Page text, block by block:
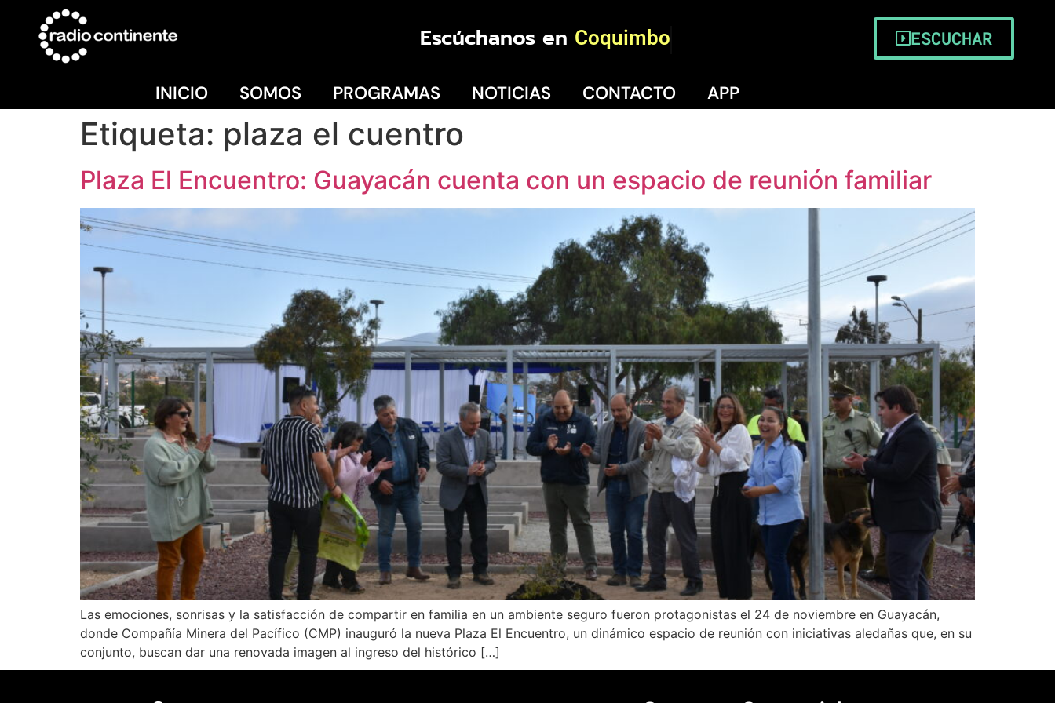
Escúchanos en Coquimbo ESCUCHAR
INICIO SOMOS PROGRAMAS NOTICIAS CONTACTO APP
Etiqueta: plaza el cuentro
Plaza El Encuentro: Guayacán cuenta con un espacio de reunión familiar
Las emociones, sonrisas y la satisfacción de compartir en familia en un ambiente seguro fueron protagonistas el 24 de noviembre en Guayacán,
donde Compañía Minera del Pacífico (CMP) inauguró la nueva Plaza El Encuentro, un dinámico espacio de reunión con iniciativas aledañas que, en su
conjunto, buscan dar una renovada imagen al ingreso del histórico […]